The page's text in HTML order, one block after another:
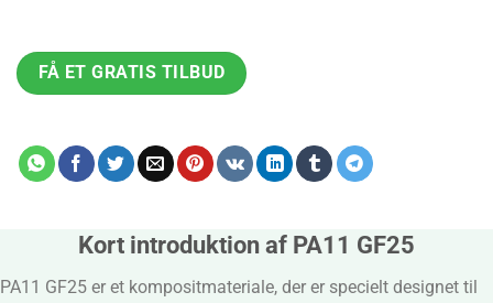
FÅ ET GRATIS TILBUD
Kort introduktion af PA11 GF25
PA11 GF25 er et kompositmateriale, der er specielt designet til